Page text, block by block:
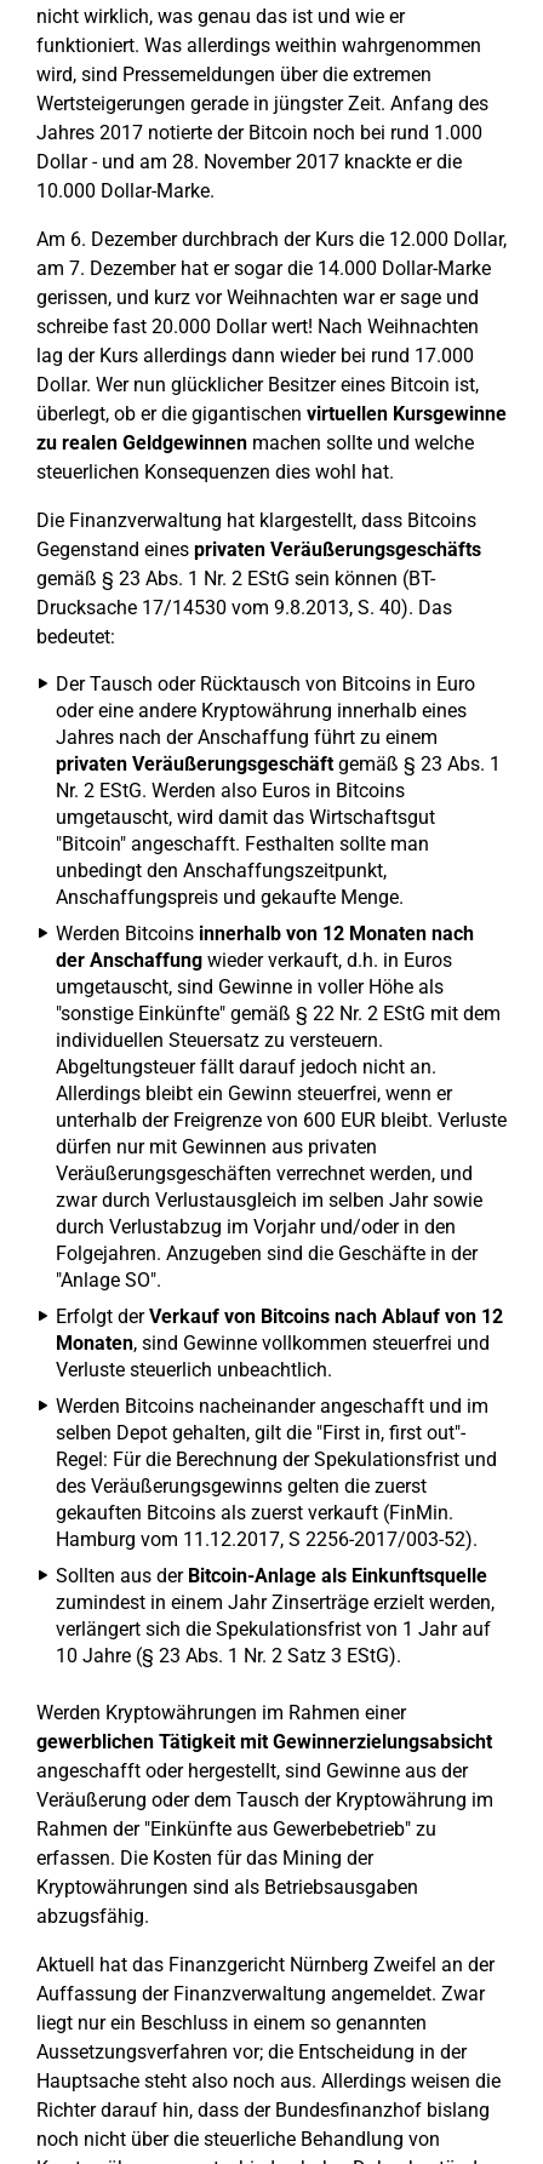
nicht wirklich, was genau das ist und wie er
funktioniert. Was allerdings weithin wahrgenommen
wird, sind Pressemeldungen über die extremen
Wertsteigerungen gerade in jüngster Zeit. Anfang des
Jahres 2017 notierte der Bitcoin noch bei rund 1.000
Dollar - und am 28. November 2017 knackte er die
10.000 Dollar-Marke.
Am 6. Dezember durchbrach der Kurs die 12.000 Dollar,
am 7. Dezember hat er sogar die 14.000 Dollar-Marke
gerissen, und kurz vor Weihnachten war er sage und
schreibe fast 20.000 Dollar wert! Nach Weihnachten
lag der Kurs allerdings dann wieder bei rund 17.000
Dollar. Wer nun glücklicher Besitzer eines Bitcoin ist,
überlegt, ob er die gigantischen virtuellen Kursgewinne
zu realen Geldgewinnen machen sollte und welche
steuerlichen Konsequenzen dies wohl hat.
Die Finanzverwaltung hat klargestellt, dass Bitcoins
Gegenstand eines privaten Veräußerungsgeschäfts
gemäß § 23 Abs. 1 Nr. 2 EStG sein können (BT-
Drucksache 17/14530 vom 9.8.2013, S. 40). Das
bedeutet:
Der Tausch oder Rücktausch von Bitcoins in Euro
oder eine andere Kryptowährung innerhalb eines
Jahres nach der Anschaffung führt zu einem
privaten Veräußerungsgeschäftgemäß § 23 Abs. 1
Nr. 2 EStG. Werden also Euros in Bitcoins
umgetauscht, wird damit das Wirtschaftsgut
"Bitcoin" angeschafft. Festhalten sollte man
unbedingt den Anschaffungszeitpunkt,
Anschaffungspreis und gekaufte Menge.
Werden Bitcoins innerhalb von 12 Monaten nach
der Anschaffung wieder verkauft, d.h. in Euros
umgetauscht, sind Gewinne in voller Höhe als
"sonstige Einkünfte" gemäß § 22 Nr. 2 EStG mit dem
individuellen Steuersatz zu versteuern.
Abgeltungsteuer fällt darauf jedoch nicht an.
Allerdings bleibt ein Gewinn steuerfrei, wenn er
unterhalb der Freigrenze von 600 EUR bleibt. Verluste
dürfen nur mit Gewinnen aus privaten
Veräußerungsgeschäften verrechnet werden, und
zwar durch Verlustausgleich im selben Jahr sowie
durch Verlustabzug im Vorjahr und/oder in den
Folgejahren. Anzugeben sind die Geschäfte in der
"Anlage SO".
Erfolgt derVerkauf von Bitcoins nach Ablauf von 12
Monaten, sind Gewinne vollkommen steuerfrei und
Verluste steuerlich unbeachtlich.
Werden Bitcoins nacheinander angeschafft und im
selben Depot gehalten, gilt die "First in, first out"-
Regel: Für die Berechnung der Spekulationsfrist und
des Veräußerungsgewinns gelten die zuerst
gekauften Bitcoins als zuerst verkauft (FinMin.
Hamburg vom 11.12.2017, S 2256-2017/003-52).
Sollten aus der Bitcoin-Anlage als Einkunftsquelle
zumindest in einem Jahr Zinserträge erzielt werden,
verlängert sich die Spekulationsfrist von 1 Jahr auf
10 Jahre (§ 23 Abs. 1 Nr. 2 Satz 3 EStG).
Werden Kryptowährungen im Rahmen einer
gewerblichen Tätigkeit mit Gewinnerzielungsabsicht
angeschafft oder hergestellt, sind Gewinne aus der
Veräußerung oder dem Tausch der Kryptowährung im
Rahmen der "Einkünfte aus Gewerbebetrieb" zu
erfassen. Die Kosten für das Mining der
Kryptowährungen sind als Betriebsausgaben
abzugsfähig.
Aktuell hat das Finanzgericht Nürnberg Zweifel an der
Auffassung der Finanzverwaltung angemeldet. Zwar
liegt nur ein Beschluss in einem so genannten
Aussetzungsverfahren vor; die Entscheidung in der
Hauptsache steht also noch aus. Allerdings weisen die
Richter darauf hin, dass der Bundesfinanzhof bislang
noch nicht über die steuerliche Behandlung von